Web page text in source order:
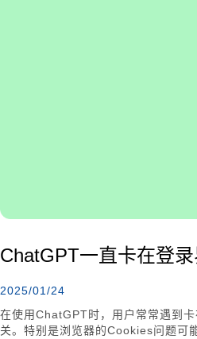
ChatGPT一直卡在登
2025/01/24
在使用ChatGPT时，用户常常遇到
关。特别是浏览器的Cookies问题可